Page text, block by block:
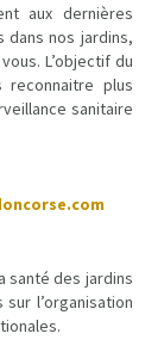
aux dernières
dans nos jardins,
L’objectif du
plus
sanitaire
santé des jardins
l’organisation